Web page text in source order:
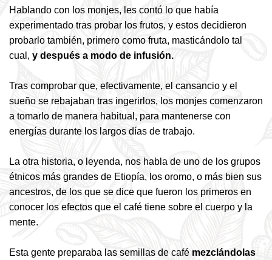
Hablando con los monjes, les contó lo que había
experimentado tras probar los frutos, y estos decidieron
probarlo también, primero como fruta, masticándolo tal
cual, y después a modo de infusión.
Tras comprobar que, efectivamente, el cansancio y el
sueño se rebajaban tras ingerirlos, los monjes comenzaron
a tomarlo de manera habitual, para mantenerse con
energías durante los largos días de trabajo.
La otra historia, o leyenda, nos habla de uno de los grupos
étnicos más grandes de Etiopía, los oromo, o más bien sus
ancestros, de los que se dice que fueron los primeros en
conocer los efectos que el café tiene sobre el cuerpo y la
mente.
Esta gente preparaba las semillas de café mezclándolas